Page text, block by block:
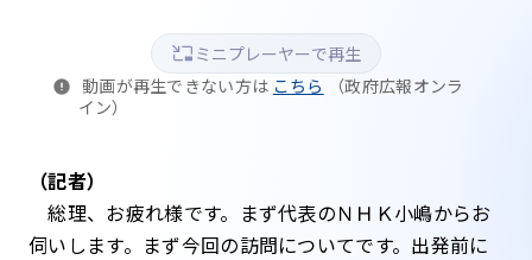
動画が再生できない方は こちら
（政府広報オンラ
イン）
ミニプレーヤーで再生
（記者）
総理、お疲れ様です。まず代表のＮＨＫ小嶋からお
伺いします。まず今回の訪問についてです。出発前に